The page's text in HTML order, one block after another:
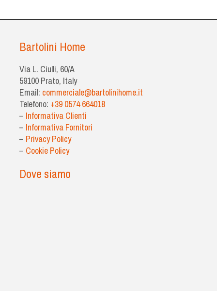
Bartolini Home
Via L. Ciulli, 60/A
59100 Prato, Italy
Email: commerciale@bartolinihome.it
Telefono: +39 0574 664018
– Informativa Clienti
– Informativa Fornitori
– Privacy Policy
– Cookie Policy
Dove siamo